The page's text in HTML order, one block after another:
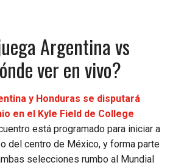
Argentina vs
ver en vivo?
y Honduras se disputará
en el Kyle Field de College
está programado para iniciar a
del centro de México, y forma parte
selecciones rumbo al Mundial